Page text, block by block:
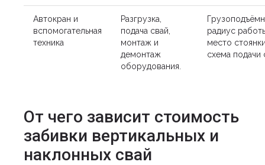
Автокран и
вспомогательная
техника
Разгрузка,
подача свай,
монтаж и
демонтаж
оборудования.
радиус
место
схема подачи
От чего зависит стоимость
забивки вертикальных и
наклонных свай